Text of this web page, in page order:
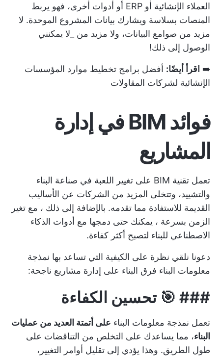
العملاء الإنشائية
أو ERP أو أدوات أخرى، فهو يربط
المنصات بسلاسة ويشارك بيانات المشروع الموحدة. لا
مزيد من صوامع البيانات، ولا مزيد من _لا يمكنني
الوصول إلى ذلك!
➡️ اقرأ أيضًا: أفضل برامج تخطيط موارد المؤسسات
الإنشائية لشركات المقاولات
فوائد BIM في إدارة
المشاريع
تعمل تقنية BIM على تغيير اللعبة في صناعة البناء
والتشييد، وتتخلى المزيد من الشركات عن الأساليب
القديمة للاستفادة مما تقدمه. بالإضافة إلى ذلك ، مع تغير
الزمن بسرعة ، يمكنك حتى دمجها مع أدوات الذكاء
الاصطناعي للبناء لتصبح أكثر كفاءة.
دعونا نلقي نظرة على الكيفية التي تساعد بها نمذجة
معلومات البناء فرق البناء على إدارة مشاريع ناجحة:
### 🎯 تحسين الكفاءة
تعمل نمذجة معلومات البناء على أتمتة العديد من عمليات
البناء، مما يساعدك على التخلص من التناقضات على
طول الطريق. وهذا يؤدي إلى تقليل أوامر التغيير،